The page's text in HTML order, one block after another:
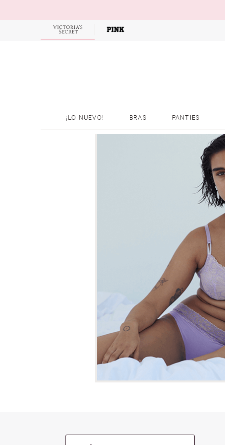
¡LO NUEVO! BRAS PANTIES